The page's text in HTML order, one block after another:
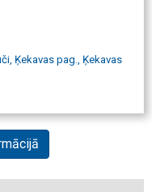
Ķekavas pag., Ķekavas